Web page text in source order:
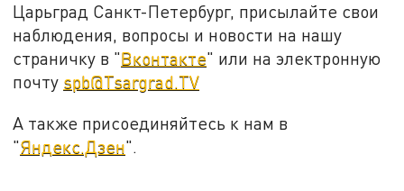
Царьград Санкт-Петербург, присылайте свои
наблюдения, вопросы и новости на нашу
страничку в "Вконтакте" или на электронную
почту spb@Tsargrad.TV
А также присоединяйтесь к нам в
"Яндекс.Дзен".